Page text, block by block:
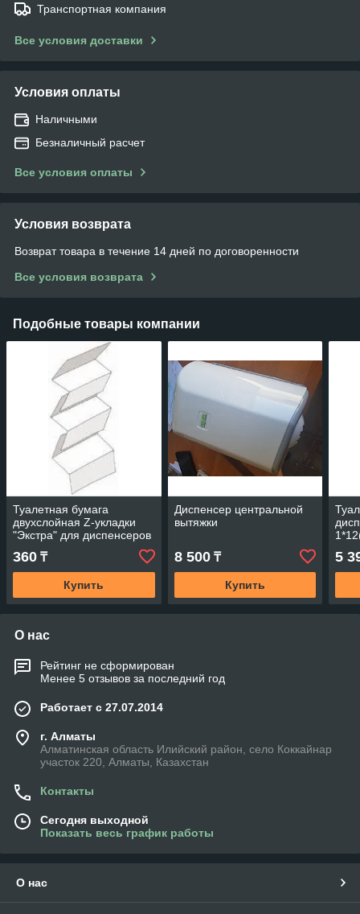
Транспортная компания
Все условия доставки
Условия оплаты
Наличными
Безналичный расчет
Все условия оплаты
Условия возврата
Возврат товара в течение 14 дней по договоренности
Все условия возврата
Подобные товары компании
Туалетная бумага
двухслойная Z-укладки
"Экстра" для диспенсеров
360 ₸
Купить
Диспенсер центральной
вытяжки
8 500₸
Купить
5
О нас
Рейтинг не сформирован
Менее 5 отзывов за последний год
Работает с 27.07.2014
г. Алматы
Алматинская область Илийский район, село Коккайнар
участок 220, Алматы, Казахстан
Контакты
Сегодня выходной
Показать весь график работы
О нас